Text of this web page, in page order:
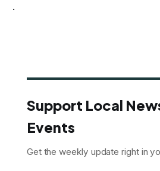
.
Support Local
Events
Get the weekly update right in